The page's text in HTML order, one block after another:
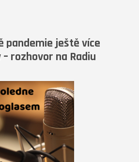
pandemie ještě více
rozhovor na Radiu